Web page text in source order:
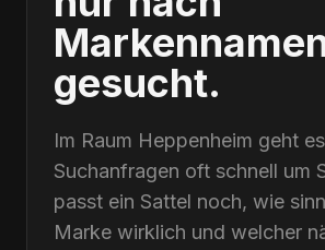
gesucht.
Im Raum Heppenheim geht
Suchanfragen oft schnell um
passt ein Sattel noch, wie
Marke wirklich und welcher